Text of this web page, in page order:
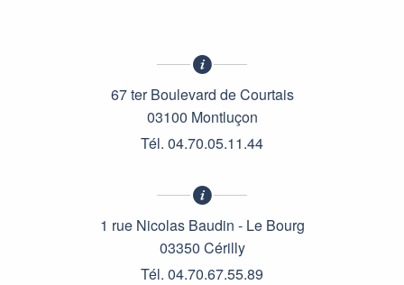
67 ter Boulevard de Courtais
03100 Montluçon
Tél. 04.70.05.11.44
1 rue Nicolas Baudin - Le Bourg
03350 Cérilly
Tél. 04.70.67.55.89